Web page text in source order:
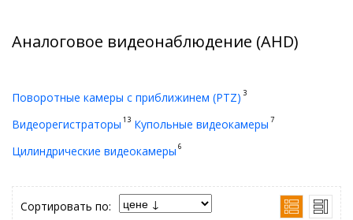
Аналоговое видеонаблюдение (AHD)
Поворотные камеры с приближинем (PTZ) 3
Видеорегистраторы 13 Купольные видеокамеры 7
Цилиндрические видеокамеры 6
Сортировать по: